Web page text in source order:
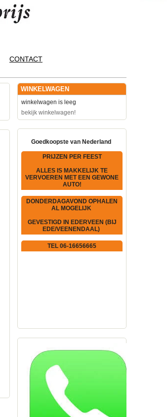
CONTACT
WINKELWAGEN
winkelwagen is leeg
bekijk winkelwagen!
Goedkoopste van Nederland
PRIJZEN PER FEEST
ALLES IS MAKKELIJK TE
VERVOEREN MET EEN GEWONE
AUTO!
DONDERDAGAVOND OPHALEN
AL MOGELIJK
GEVESTIGD IN EDERVEEN (BIJ
EDE/VEENENDAAL)
TEL 06-16656665